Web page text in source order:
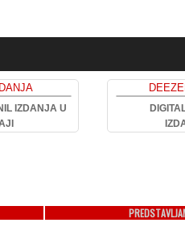
IZDANJA U